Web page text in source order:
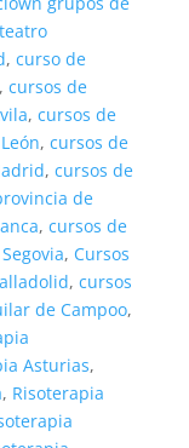
, curso de
, cursos de
, cursos de
, cursos de
, cursos de
de
, cursos de
, Cursos
, cursos
de Campoo,
Asturias,
, Risoterapia